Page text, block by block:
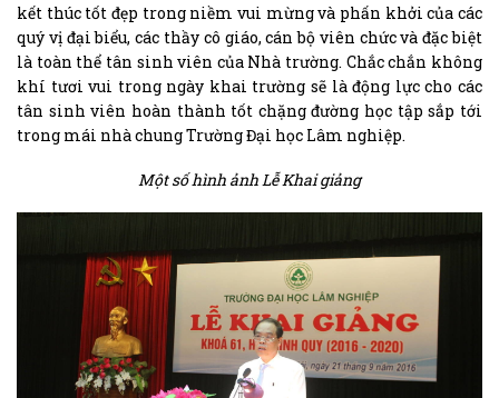
kết thúc tốt đẹp trong niềm vui mừng và phấn khởi của các
quý vị đại biểu, các thầy cô giáo, cán bộ viên chức và đặc biệt
là toàn thể tân sinh viên của Nhà trường. Chắc chắn không
khí tươi vui trong ngày khai trường sẽ là động lực cho các
tân sinh viên hoàn thành tốt chặng đường học tập sắp tới
trong mái nhà chung Trường Đại học Lâm nghiệp.
Một số hình ảnh Lễ Khai giảng